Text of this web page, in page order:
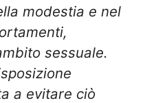
modestia e nel
sessuale.
a evitare ciò